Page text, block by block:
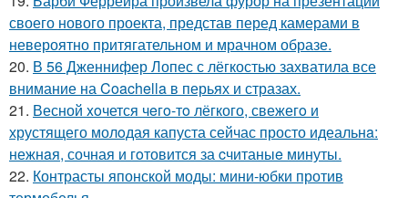
своего нового проекта, представ перед камерами в
невероятно притягательном и мрачном образе.
20. В 56 Дженнифер Лопес с лёгкостью захватила все
внимание на Coachella в перьях и стразах.
21. Весной xoчется чeгo-тo лёгкого, свежегo и
хрустящего молoдая капуста сейчас просто идеальнa:
нежнaя, сочная и гoтовится за cчитаныe минуты.
22. Контрасты японской моды: мини-юбки против